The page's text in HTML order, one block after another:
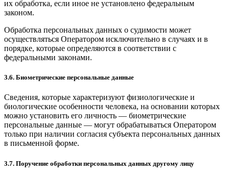
их обработка, если иное не установлено федеральным
законом.
Обработка персональных данных о судимости может
осуществляться Оператором исключительно в случаях и в
порядке, которые определяются в соответствии с
федеральными законами.
3.6. Биометрические персональные данные
Сведения, которые характеризуют физиологические и
биологические особенности человека, на основании которых
можно установить его личность — биометрические
персональные данные — могут обрабатываться Оператором
только при наличии согласия субъекта персональных данных
в письменной форме.
3.7. Поручение обработки персональных данных другому лицу